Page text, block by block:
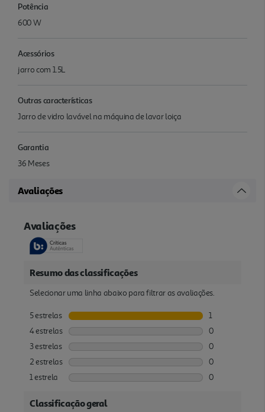
Potência
600 W
Acessórios
jarro com 1.5L
Outras características
Jarro de vidro lavável na máquina de lavar loiça
Garantia
36 Meses
Avaliações